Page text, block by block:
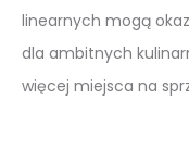
linearnych mogą
dla ambitnych
więcej miejsca na